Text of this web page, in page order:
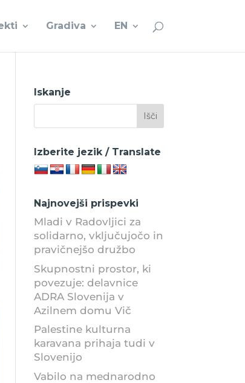
Gradiva EN
Iskanje
Izberite jezik / Translate
Najnovejši prispevki
Mladi v Radovljici za
solidarno, vključujočo in
pravičnejšo družbo
Skupnostni prostor, ki
povezuje: delavnice
ADRA Slovenija v
Azilnem domu Vič
Palestine kulturna
karavana prihaja tudi v
Slovenijo
Vabilo na mednarodno